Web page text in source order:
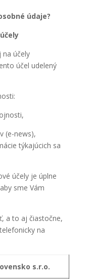
údaje?
na účely
účel udelený
(e-news),
týkajúcich sa
účely je úplne
sme Vám
a to aj čiastočne,
na
s.r.o.